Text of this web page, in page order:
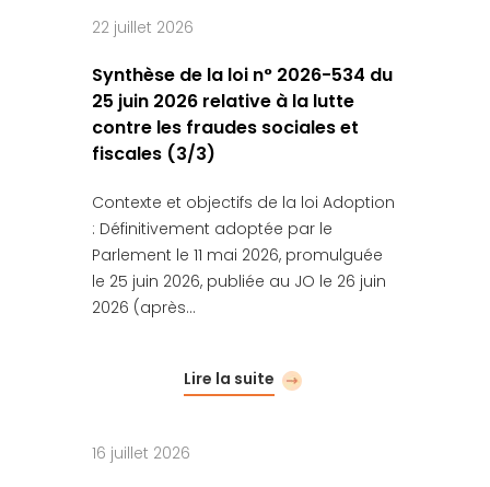
22 juillet 2026
Synthèse de la loi n° 2026-534 du
25 juin 2026 relative à la lutte
contre les fraudes sociales et
fiscales (3/3)
Contexte et objectifs de la loi Adoption
: Définitivement adoptée par le
Parlement le 11 mai 2026, promulguée
le 25 juin 2026, publiée au JO le 26 juin
2026 (après…
Lire la suite
16 juillet 2026